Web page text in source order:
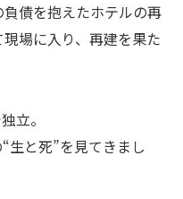
債を抱えたホテルの再
場に入り、再建を果た
立。
生と死”を見てきまし